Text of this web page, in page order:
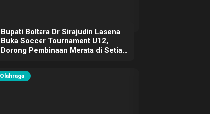
Bupati Boltara Dr Sirajudin Lasena
Buka Soccer Tournament U12,
Dorong Pembinaan Merata di Setiap
Olahraga